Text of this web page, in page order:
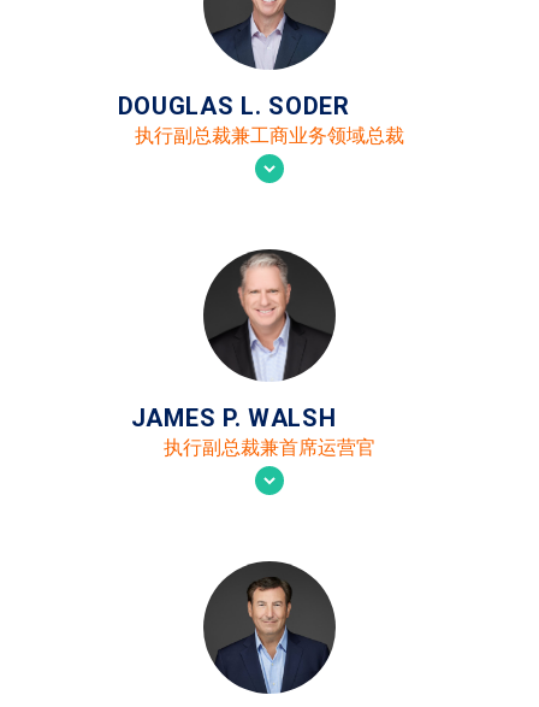
DOUGLAS L. SODER
执行副总裁兼工商业务领域总裁
JAMES P. WALSH
执行副总裁兼首席运营官